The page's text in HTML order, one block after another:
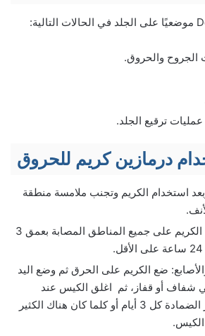
الجروح والحروق.
عمليات ترقيع الجلد.
درمازين كريم للحروق
استخدام الكريم وتجنب ملامسة منطقة
نظف الحرق وضع الكريم على جميع المناطق المصابة بعمق 3
ضع الكريم على الحرق ثم وضع اليد
شفاف أو قفاز، ثم اغلق الكيس عند
الرسغ، وقم بتغيير الضمادة كل 3 أيام أو كلما كان هناك الكثير